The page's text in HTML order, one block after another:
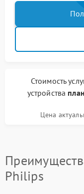
Стоимость
устройства
Цена
Philips